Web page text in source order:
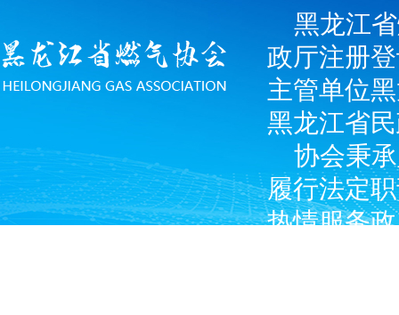
黑龙江
政厅注册
主管单位
黑龙江省
协会秉
履行法定
热情服务